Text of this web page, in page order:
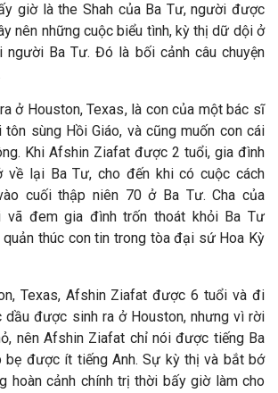
giờ là the Shah của Ba Tư, người được
nên những cuộc biểu tình, kỳ thị dữ dội ở
người Ba Tư. Đó là bối cảnh câu chuyện
ở Houston, Texas, là con của một bác sĩ
sùng Hồi Giáo, và cũng muốn con cái
Khi Afshin Ziafat được 2 tuổi, gia đình
về lại Ba Tư, cho đến khi có cuộc cách
cuối thập niên 70 ở Ba Tư. Cha của
vã đem gia đình trốn thoát khỏi Ba Tư
thúc con tin trong tòađại sứ Hoa Kỳ
Texas, Afshin Ziafat được 6 tuổi vàđi
dầu được sinh ra ở Houston, nhưng vì rời
nên Afshin Ziafat chỉ nói được tiếng Ba
bẹ được ít tiếng Anh. Sự kỳ thị và bắt bớ
hoàn cảnh chính trị thời bấy giờ làm cho